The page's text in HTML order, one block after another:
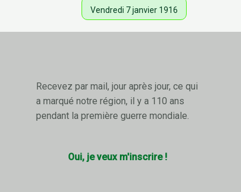
Vendredi 7 janvier 1916
Recevez par mail, jour après jour, ce qui
a marqué notre région, il y a 110 ans
pendant la première guerre mondiale.
Oui, je veux m'inscrire !